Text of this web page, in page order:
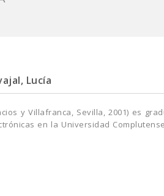
Lucía
y Villafranca, Sevilla, 2001) es
en la Universidad